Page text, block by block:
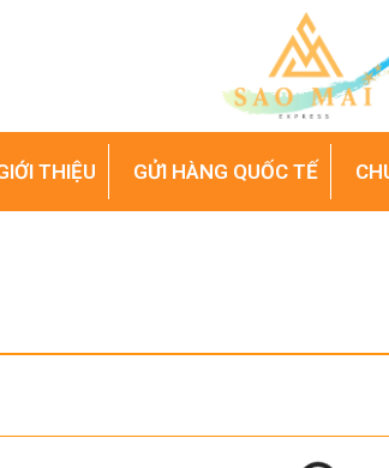
THIỆU GỬI HÀNG QUỐC TẾ